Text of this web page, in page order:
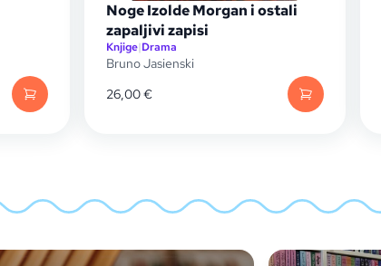
Noge Izolde Morgan i ostali
zapaljivi zapisi
Knjige|Drama
Bruno Jasienski
26,00€